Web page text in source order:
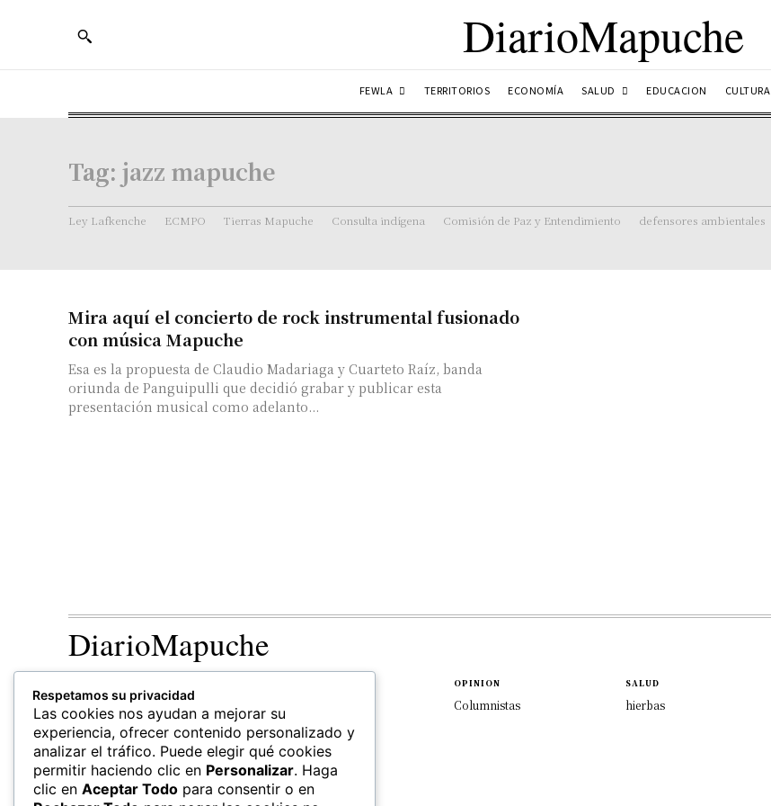
DiarioMapuche
FEWLA TERRITORIOS ECONOMÍA SALUD EDUCACION CULTURA
Tag: jazz mapuche
Ley Lafkenche ECMPO Tierras Mapuche Consulta indígena Comisión de Paz y Entendimiento defensores ambientales
Mira aquí el concierto de rock instrumental fusionado
con música Mapuche
Esa es la propuesta de Claudio Madariaga y Cuarteto Raíz, banda
oriunda de Panguipulli que decidió grabar y publicar esta
presentación musical como adelanto...
DiarioMapuche
OPINION
Columnistas
SALUD
hierbas
Respetamos su privacidad
Las cookies nos ayudan a mejorar su
experiencia, ofrecer contenido personalizado y
analizar el tráfico. Puede elegir qué cookies
permitir haciendo clic en Personalizar. Haga
clic en Aceptar Todo para consentir o en